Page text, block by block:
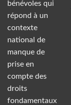
bénévoles qui
répond à un
contexte
national de
manque de
prise en
compte des
droits
fondamentaux